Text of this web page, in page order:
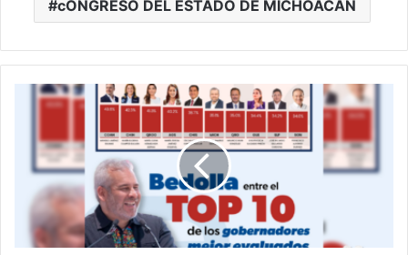
cONGRESO DEL ESTADO DE MICHOACÁN
Según
Masive
Bedolla
Esta
Top10
De